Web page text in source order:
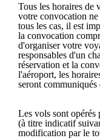
Tous les horaires de
votre convocation
tous les cas, il est
la convocation
d'organiser votre
responsables d'un
réservation et la
l'aéroport, les
seront communiqués
Les vols sont opérés
(à titre indicatif
modification par le